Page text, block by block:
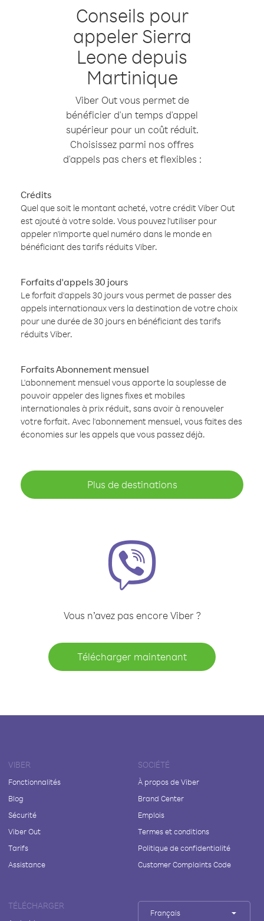
Conseils pour
appeler Sierra
Leone depuis
Martinique
Viber Out vous permet de
bénéficier d'un temps d'appel
supérieur pour un coût réduit.
Choisissez parmi nos offres
d'appels pas chers et flexibles :
Crédits
Quel que soit le montant acheté, votre crédit Viber Out
est ajouté à votre solde. Vous pouvez l'utiliser pour
appeler n'importe quel numéro dans le monde en
bénéficiant des tarifs réduits Viber.
Forfaits d'appels 30 jours
Le forfait d'appels 30 jours vous permet de passer des
appels internationaux vers la destination de votre choix
pour une durée de 30 jours en bénéficiant des tarifs
réduits Viber.
Forfaits Abonnement mensuel
L'abonnement mensuel vous apporte la souplesse de
pouvoir appeler des lignes fixes et mobiles
internationales à prix réduit, sans avoir à renouveler
votre forfait. Avec l'abonnement mensuel, vous faites des
économies sur les appels que vous passez déjà.
Plus de destinations
Vous n’avez pas encore Viber ?
Télécharger maintenant
VIBER
Fonctionnalités
Blog
Sécurité
Viber Out
Tarifs
Assistance
SOCIÉTÉ
À propos de Viber
Brand Center
Emplois
Termes et conditions
Politique de confidentialité
Customer Complaints Code
TÉLÉCHARGER
Français